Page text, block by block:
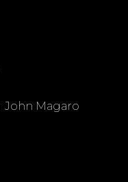
John Magaro